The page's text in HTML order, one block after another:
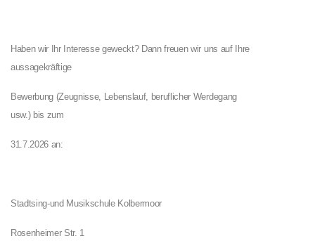
Haben wir Ihr Interesse geweckt? Dann freuen wir uns auf Ihre
aussagekräftige
Bewerbung (Zeugnisse, Lebenslauf, beruflicher Werdegang
usw.) bis zum
31.7.2026 an:
Stadtsing-und Musikschule Kolbermoor
Rosenheimer Str. 1